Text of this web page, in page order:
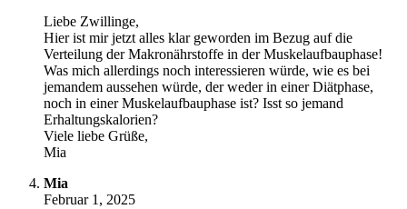
Liebe Zwillinge,
Hier ist mir jetzt alles klar geworden im Bezug auf die
Verteilung der Makronährstoffe in der Muskelaufbauphase!
Was mich allerdings noch interessieren würde, wie es bei
jemandem aussehen würde, der weder in einer Diätphase,
noch in einer Muskelaufbauphase ist? Isst so jemand
Erhaltungskalorien?
Viele liebe Grüße,
Mia
Mia
Februar 1, 2025